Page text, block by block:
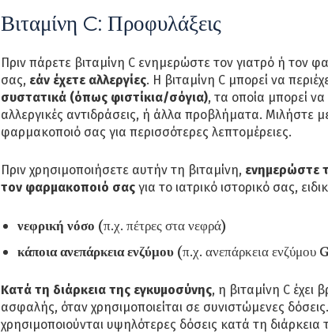
Βιταμίνη C: Προφυλάξεις
Πριν πάρετε βιταμίνη C ενημερώστε τον γιατρό ή τον
σας, εάν έχετε αλλεργίες. Η βιταμίνη C μπορεί να
συστατικά (όπως φιστίκια/σόγια), τα οποία μπορεί
αλλεργικές αντιδράσεις, ή άλλα προβλήματα. Μιλήστε
φαρμακοποιό σας για περισσότερες λεπτομέρειες.
Πριν χρησιμοποιήσετε αυτήν τη βιταμίνη, ενημερώστε
τον φαρμακοποιό σας για το ιατρικό ιστορικό σας,
νεφρική νόσο (π.χ. πέτρες στα νεφρά)
κάποια ανεπάρκεια ενζύμου (π.χ. ανεπάρκεια ενζύμου
Κατά τη διάρκεια της εγκυμοσύνης, η βιταμίνη C έχει
ασφαλής, όταν χρησιμοποιείται σε συνιστώμενες
χρησιμοποιούνται υψηλότερες δόσεις κατά τη διάρκεια